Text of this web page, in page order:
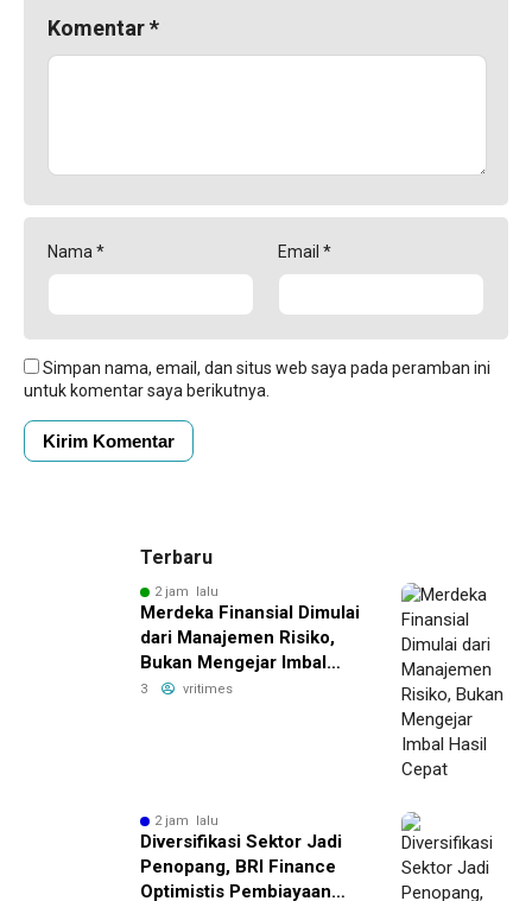
Komentar*
Nama* Email *
Simpan nama, email, dan situs web saya pada peramban ini
untuk komentar saya berikutnya.
Terbaru
2 jam lalu
Merdeka Finansial Dimulai
dari Manajemen Risiko,
Bukan Mengejar Imbal
Hasil Cepat
3 vritimes
2 jam lalu
Diversifikasi Sektor Jadi
Penopang, BRI Finance
Optimistis Pembiayaan